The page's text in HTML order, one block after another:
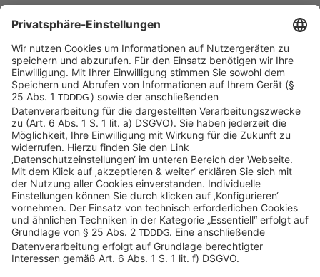
Sycor Kontakt
info@sycor.de
+49 551 490 0
©SYCOR GmbH
Impressum
Datenschutz
Cookies & Tracking